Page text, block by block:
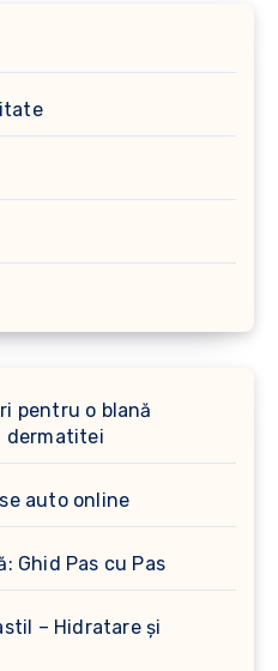
pentru o blană
dermatitei
auto online
Ghid Pas cu Pas
– Hidratare și